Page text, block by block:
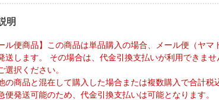
明
ル便商品】この商品は単品購入の場合、メール便（ヤマ
送します。 その場合は、代金引換支払いが利用できま
選択ください。
の商品と混在して購入した場合または複数購入で合計税
便発送可能のため、代金引換支払いは可能となります。